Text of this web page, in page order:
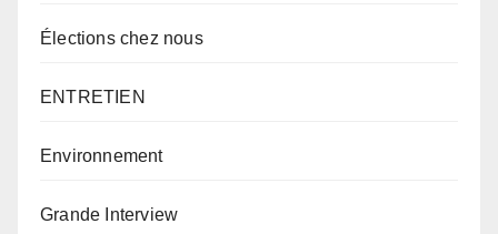
Élections chez nous
ENTRETIEN
Environnement
Grande Interview